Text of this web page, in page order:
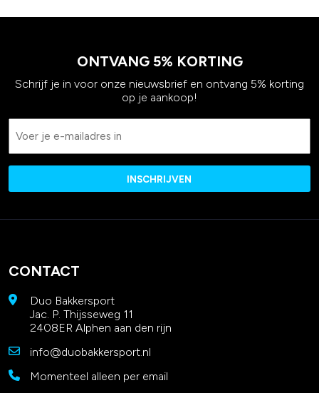
ONTVANG 5% KORTING
Schrijf je in voor onze nieuwsbrief en ontvang 5% korting
op je aankoop!
CONTACT
Duo Bakkersport
Jac. P. Thijsseweg 11
2408ER Alphen aan den rijn
info@duobakkersport.nl
Momenteel alleen per email